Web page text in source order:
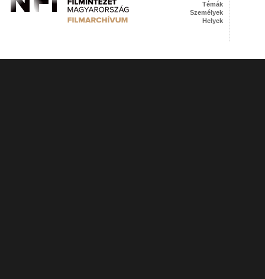
Témák
Személyek
Helyek